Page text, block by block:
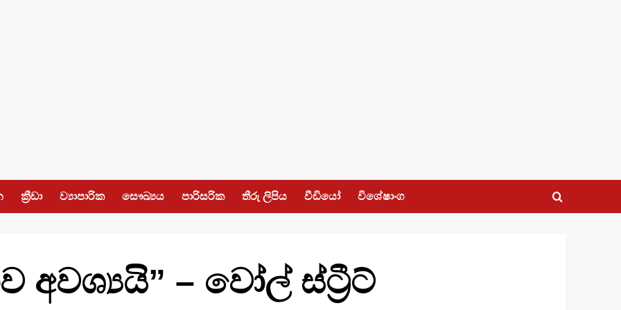
ක්‍රීඩා ව්‍යාපාරික සෞඛ්‍යය පාරිසරික තීරු ලිපිය වීඩියෝ විශේෂාංග
අවශ්‍යයි” – වෝල් ස්ට්‍රීට්